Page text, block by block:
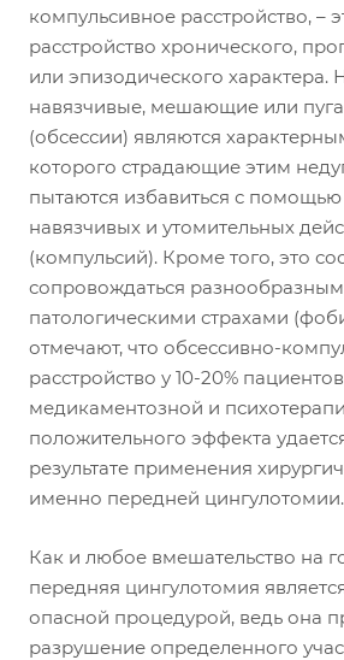
компульсивное расстройство, –
расстройство хронического,
или эпизодического характера.
навязчивые, мешающие или
(обсессии) являются
которого страдающие этим
пытаются избавиться с помощью
навязчивых и утомительных
(компульсий). Кроме того, это
сопровождаться
патологическими страхами
отмечают, что обсессивно-
расстройство у 10-20%
медикаментозной и
положительного эффекта
результате применения
именно передней цингулотомии.
Как и любое вмешательство на
передняя цингулотомия
опасной процедурой, ведь она
разрушение определенного